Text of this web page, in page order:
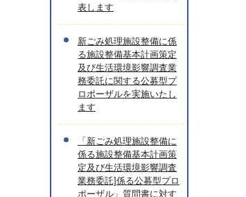
表します
新ごみ処理施設整備に係
る施設整備基本計画策定
及び生活環境影響調査業
務委託に関する公募型プ
ロポーザルを実施いたし
ます
「新ごみ処理施設整備に
係る施設整備基本計画策
定及び生活環境影響調査
業務委託]係る公募型プロ
ポーザル」質問書に対す